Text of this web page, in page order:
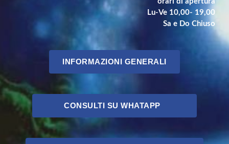
Lu-Ve 10,00- 19,00
Sa e Do Chiuso
INFORMAZIONI GENERALI
CONSULTI SU WHATAPP